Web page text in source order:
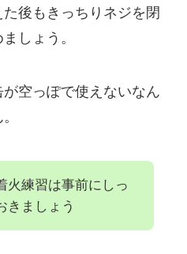
後もきっちりネジを閉
しょう。
空っぽで使えないなん
火練習は事前にしっ
きましょう